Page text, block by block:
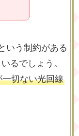
いう制約がある
るでしょう。
切ない光回線